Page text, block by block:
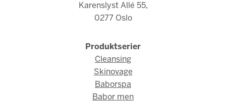
Karenslyst Allé 55,
0277 Oslo
Produktserier
Cleansing
Skinovage
Baborspa
Babor men